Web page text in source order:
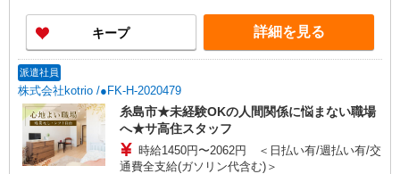
キープ 詳細を見る
派遣社員
株式会社kotrio /●FK-H-2020479
糸島市★未経験OKの人間関係に悩まない職場
へ★サ高住スタッフ
時給1450円〜2062円 ＜日払い有/週払い有/交
通費全支給(ガソリン代含む)＞